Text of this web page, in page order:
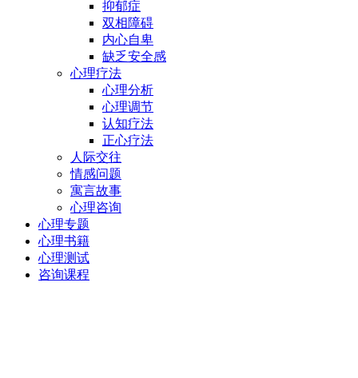
抑郁症
双相障碍
内心自卑
缺乏安全感
心理疗法
心理分析
心理调节
认知疗法
正心疗法
人际交往
情感问题
寓言故事
心理咨询
心理专题
心理书籍
心理测试
咨询课程